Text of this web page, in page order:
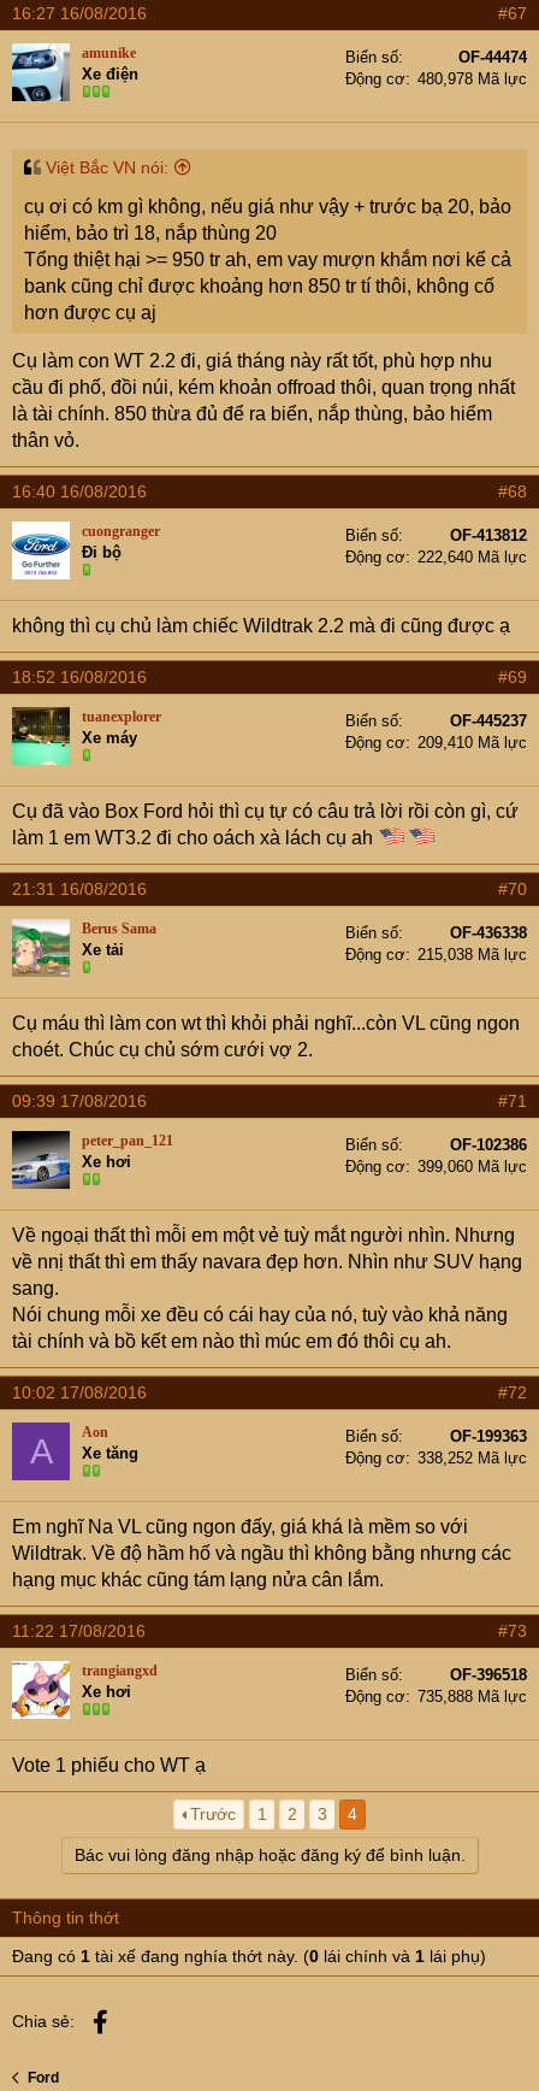
16:27 16/08/2016 #67
amunike
Xe điện
Biển số
OF-44474
Động cơ
480,978 Mã lực
Việt Bắc VN nói:
cụ ơi có km gì không, nếu giá như vậy + trước bạ 20, bảo
hiểm, bảo trì 18, nắp thùng 20
Tổng thiệt hại >= 950 tr ah, em vay mượn khắm nơi kể cả
bank cũng chỉ được khoảng hơn 850 tr tí thôi, không cố
hơn được cụ aj
Cụ làm con WT 2.2 đi, giá tháng này rất tốt, phù hợp nhu
cầu đi phố, đồi núi, kém khoản offroad thôi, quan trọng nhất
là tài chính. 850 thừa đủ để ra biển, nắp thùng, bảo hiểm
thân vỏ.
16:40 16/08/2016 #68
cuongranger
Đi bộ
Biển số
OF-413812
Động cơ
222,640 Mã lực
không thì cụ chủ làm chiếc Wildtrak 2.2 mà đi cũng được ạ
18:52 16/08/2016 #69
tuanexplorer
Xe máy
Biển số
OF-445237
Động cơ
209,410 Mã lực
Cụ đã vào Box Ford hỏi thì cụ tự có câu trả lời rồi còn gì, cứ
làm 1 em WT3.2 đi cho oách xà lách cụ ah
21:31 16/08/2016 #70
Berus Sama
Xe tải
Biển số
OF-436338
Động cơ
215,038 Mã lực
Cụ máu thì làm con wt thì khỏi phải nghĩ...còn VL cũng ngon
choét. Chúc cụ chủ sớm cưới vợ 2.
09:39 17/08/2016 #71
peter_pan_121
Xe hơi
Biển số
OF-102386
Động cơ
399,060 Mã lực
Về ngoại thất thì mỗi em một vẻ tuỳ mắt người nhìn. Nhưng
về nnị thất thì em thấy navara đẹp hơn. Nhìn như SUV hạng
sang.
Nói chung mỗi xe đều có cái hay của nó, tuỳ vào khả năng
tài chính và bồ kết em nào thì múc em đó thôi cụ ah.
10:02 17/08/2016 #72
A Aon
Xe tăng
Biển số
OF-199363
Động cơ
338,252 Mã lực
Em nghĩ Na VL cũng ngon đấy, giá khá là mềm so với
Wildtrak. Về độ hầm hố và ngầu thì không bằng nhưng các
hạng mục khác cũng tám lạng nửa cân lắm.
11:22 17/08/2016 #73
trangiangxd
Xe hơi
Biển số
OF-396518
Động cơ
735,888 Mã lực
Vote 1 phiếu cho WT ạ
Trước 1 2 3 4
Bác vui lòng đăng nhập hoặc đăng ký để bình luận.
Thông tin thớt
Đang có 1 tài xế đang nghía thớt này. (0 lái chính và 1 lái phụ)
Chia sẻ:
Ford